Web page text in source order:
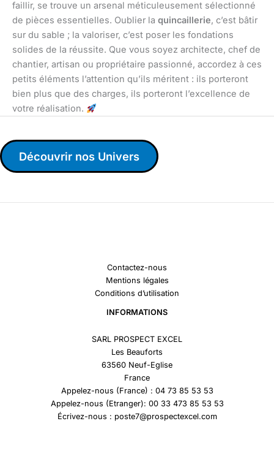
faillir, se trouve un arsenal méticuleusement sélectionné
de pièces essentielles. Oublier la quincaillerie, c’est bâtir
sur du sable ; la valoriser, c’est poser les fondations
solides de la réussite. Que vous soyez architecte, chef de
chantier, artisan ou propriétaire passionné, accordez à ces
petits éléments l’attention qu’ils méritent : ils porteront
bien plus que des charges, ils porteront l’excellence de
votre réalisation.
Découvrir nos Univers
Contactez-nous
Mentions légales
Conditions d’utilisation
INFORMATIONS
SARL PROSPECT EXCEL
Les Beauforts
63560 Neuf-Eglise
France
Appelez-nous (France) : 04 73 85 53 53
Appelez-nous (Etranger): 00 33 473 85 53 53
Écrivez-nous : poste7@prospectexcel.com